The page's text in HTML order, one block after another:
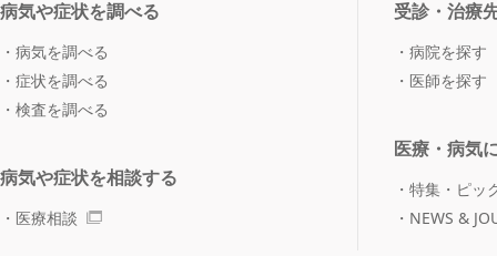
病気や症状を調べる
病気を調べる
症状を調べる
検査を調べる
病気や症状を相談する
医療相談
受診・治療
病院を探す
医師を探す
医療・病気
特集・ピッ
NEWS &